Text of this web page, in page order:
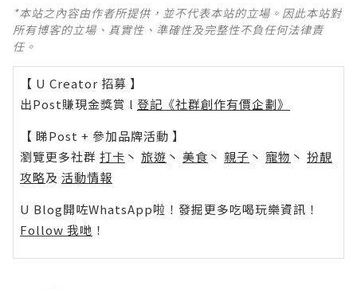
*本站之內容由作者所提供，並不代表本站的立場。因此本站對
所有博客的立場、真實性、準確性及完整性不負任何法律責
任。
【 U Creator 招募 】
出Post賺現金獎賞 l 登記《社群創作有價企劃》
【 睇Post + 參加品牌活動 】
瀏覽更多社群 打卡 丶 旅遊 丶 美食 丶 親子 丶 寵物 丶 扮靚
攻略及 活動情報
U Blog開咗WhatsApp啦！發掘更多吃喝玩樂資訊！
Follow 我哋 ！